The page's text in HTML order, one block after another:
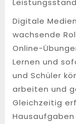
Digitale
wachsende
Online-
Lernen und
und Schüler
arbeiten und
Gleichzeitig
Hausaufgaben